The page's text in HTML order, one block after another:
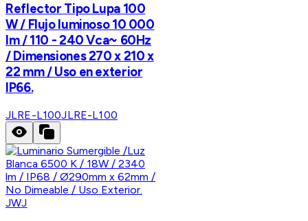
Reflector Tipo Lupa 100
W / Flujo luminoso 10 000
lm / 110 - 240 Vca~ 60Hz
/ Dimensiones 270 x 210 x
22 mm / Uso en exterior
IP66.
JLRE-L100JLRE-L100
JWJ